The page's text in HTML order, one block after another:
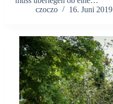
czoczo
16. Juni 2019